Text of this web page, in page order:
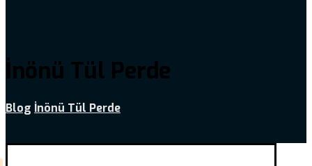
İnönü Tül Perde
Blog İnönü Tül Perde